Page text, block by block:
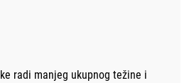
radi manjeg ukupnog težine i